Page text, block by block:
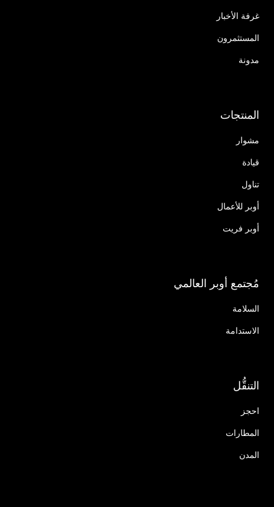
غرفة الأخبار
المستثمرون
مدونة
المنتجات
مشوار
قيادة
تناول
أوبر للأعمال
أوبر فريت
مُجتمع أوبر العالمي
السلامة
الاستدامة
التنقُّل
احجز
المطارات
المدن